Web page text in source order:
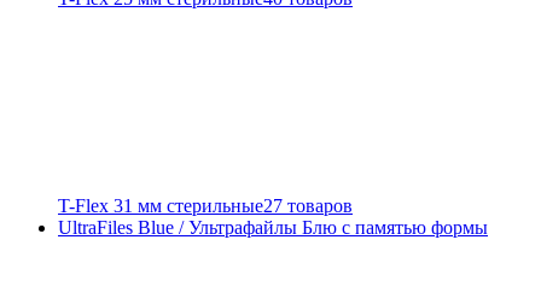
T-Flex 31 мм стерильные27 товаров
UltraFiles Blue / Ультрафайлы Блю с памятью формы